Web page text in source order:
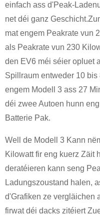
einfach ass d'Peak-
net déi ganz
mat engem Peakrate vun
als Peakrate vun 230
den EV6 méi séier opluet
Spillraum entweder 10
engem Modell 3 ass 27
déi zwee Autoen hunn
Batterie Pak.
Well de Modell 3 Kann
Kilowatt fir eng kuerz Zäit
deratéieren kann seng
Ladungszoustand halen,
d'Grafiken ze vergläichen
firwat déi dacks zitéiert